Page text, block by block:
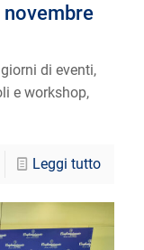
novembre
giorni di eventi,
e workshop,
Leggi tutto